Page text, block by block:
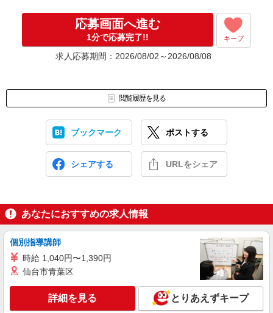
［4］ 採用決定のご連絡。勤務開始日もお気軽にご相談ください。
【電話受付】
応募画面へ進む
1分で応募完了!! キープ
求人応募期間：2026/08/02～2026/08/08
閲覧履歴を見る
ブックマーク ポストする
シェアする URLをシェア
あなたにおすすめの求人情報
個別指導講師
時給 1,040円〜1,390円
仙台市青葉区
詳細を見る とりあえずキープ